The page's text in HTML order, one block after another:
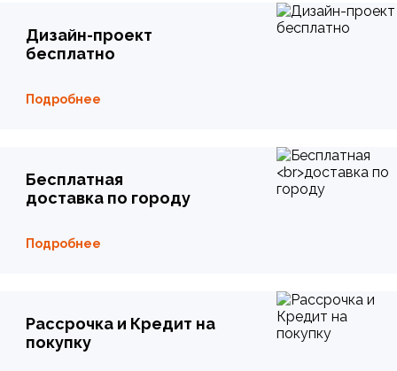
Дизайн-проект
бесплатно
Подробнее
Бесплатная
доставка по городу
Подробнее
Рассрочка и Кредит на
покупку